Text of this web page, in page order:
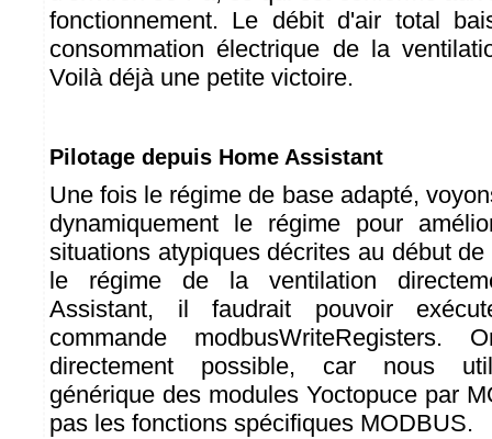
fonctionnement. Le débit d'air total
consommation électrique de la
Voilà déjà une petite victoire.
Pilotage depuis Home Assistant
Une fois le régime de base adapté,
dynamiquement le régime pour
situations atypiques décrites au début
le régime de la ventilation
Assistant, il faudrait pouvoir
commande
directement possible, car nous
générique des modules Yoctopuce par
pas les fonctions spécifiques MODBUS.